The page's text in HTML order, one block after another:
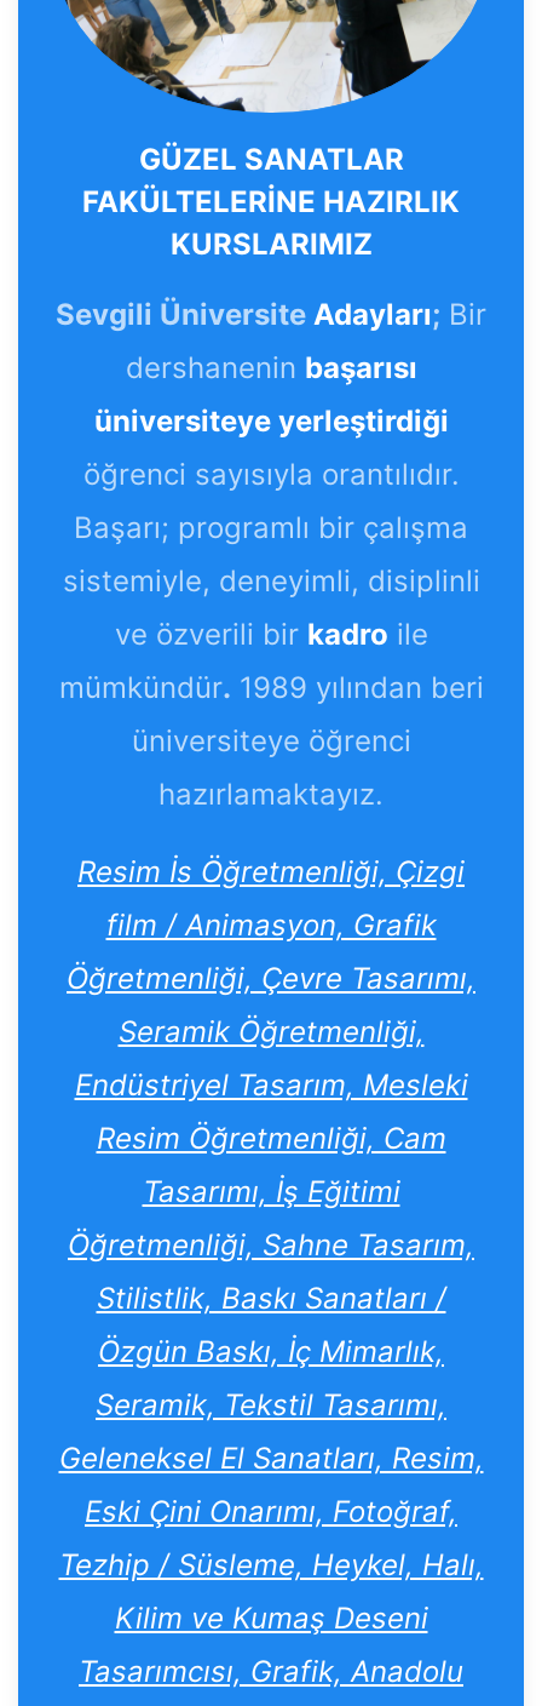
GÜZEL SANATLAR
FAKÜLTELERİNE HAZIRLIK
KURSLARIMIZ
Sevgili Üniversite Adayları; Bir
dershanenin başarısı
üniversiteye yerleştirdiği
öğrenci sayısıyla orantılıdır.
Başarı; programlı bir çalışma
sistemiyle, deneyimli, disiplinli
ve özverili bir kadro ile
mümkündür. 1989 yılından beri
üniversiteye öğrenci
hazırlamaktayız.
Resim İs Öğretmenliği, Çizgi
film / Animasyon, Grafik
Öğretmenliği, Çevre Tasarımı,
Seramik Öğretmenliği,
Endüstriyel Tasarım, Mesleki
Resim Öğretmenliği, Cam
Tasarımı, İş Eğitimi
Öğretmenliği, Sahne Tasarım,
Stilistlik, Baskı Sanatları /
Özgün Baskı, İç Mimarlık,
Seramik, Tekstil Tasarımı,
Geleneksel El Sanatları, Resim,
Eski Çini Onarımı, Fotoğraf,
Tezhip / Süsleme, Heykel, Halı,
Kilim ve Kumaş Deseni
Tasarımcısı, Grafik, Anadolu